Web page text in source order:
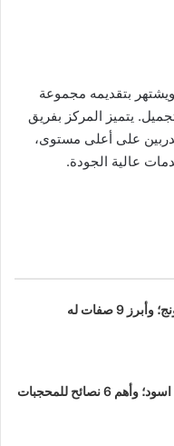
بتقديمه مجموعة
يتميز المركز بفريق
على أعلى مستوى،
عالية الجودة.
9 صفات له
نصائح للمحجبات